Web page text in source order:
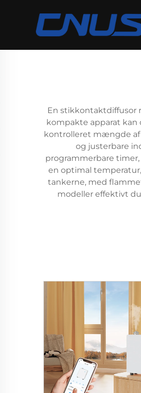
En stikkontaktdiffusor
kompakte apparat kan
kontrolleret mængde af
og justerbare
programmerbare
en optimal
tankerne, med
modeller effektivt